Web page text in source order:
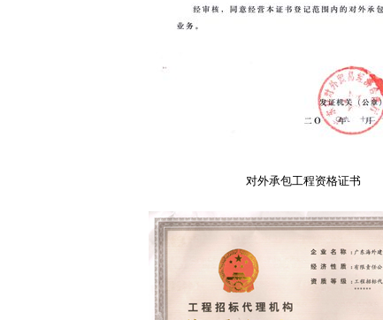
对外承包工程资格证书